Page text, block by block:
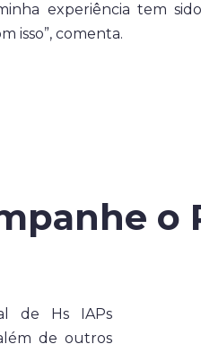
experiência tem sido
isso”, comenta.
o
de Hs IAPs
de outros